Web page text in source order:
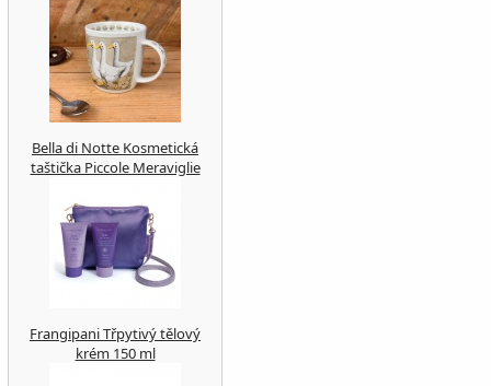
Bella di Notte Kosmetická
taštička Piccole Meraviglie
Frangipani Třpytivý tělový
krém 150 ml